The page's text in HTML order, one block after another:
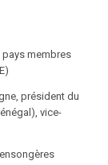
pays membres
président du
vice-